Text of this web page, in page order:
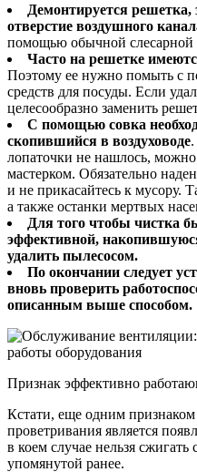
Демонтируется
отверстие воздушного
помощью обычной слесарной
Часто на решетке
Поэтому ее нужно помыть с
средств для посуды. Если
целесообразно заменить
С помощью совка
скопившийся в воздуховоде
лопаточки не нашлось,
мастерком. Обязательно
и не прикасайтесь к мусору.
а также останки мертвых
Для того чтобы чистка
эффективной,
удалить пылесосом.
По окончании следует
вновь проверить
описанным выше способом.
Признак эффективно
Кстати, еще одним
проветривания является
в коем случае нельзя
упомянутой ранее.